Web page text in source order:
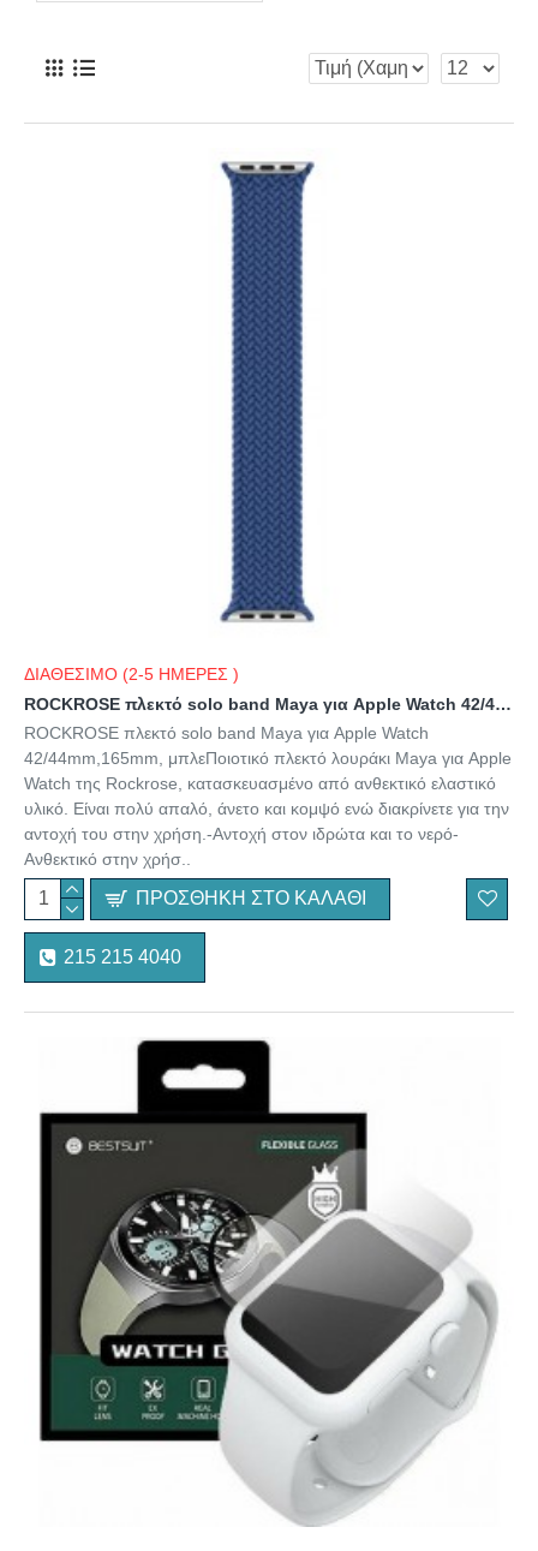
ΔΙΑΘΕΣΙΜΟ (2-5 ΗΜΕΡΕΣ )
ROCKROSE πλεκτό solo band Maya για Apple Watch 42/44mm,165mm, μπλε
ROCKROSE πλεκτό solo band Maya για Apple Watch
42/44mm,165mm, μπλεΠοιοτικό πλεκτό λουράκι Maya για Apple
Watch της Rockrose, κατασκευασμένο από ανθεκτικό ελαστικό
υλικό. Είναι πολύ απαλό, άνετο και κομψό ενώ διακρίνετε για την
αντοχή του στην χρήση.-Αντοχή στον ιδρώτα και το νερό-
Ανθεκτικό στην χρήσ..
ΠΡΟΣΘΉΚΗ ΣΤΟ ΚΑΛΆΘΙ
215 215 4040